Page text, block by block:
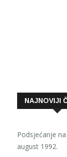
NAJNOVIJI
Podsjećanje
august 1992.